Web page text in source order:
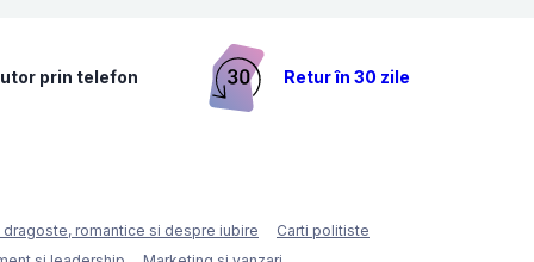
prin telefon Retur în 30 zile
dragoste, romantice si despre iubire
Carti politiste